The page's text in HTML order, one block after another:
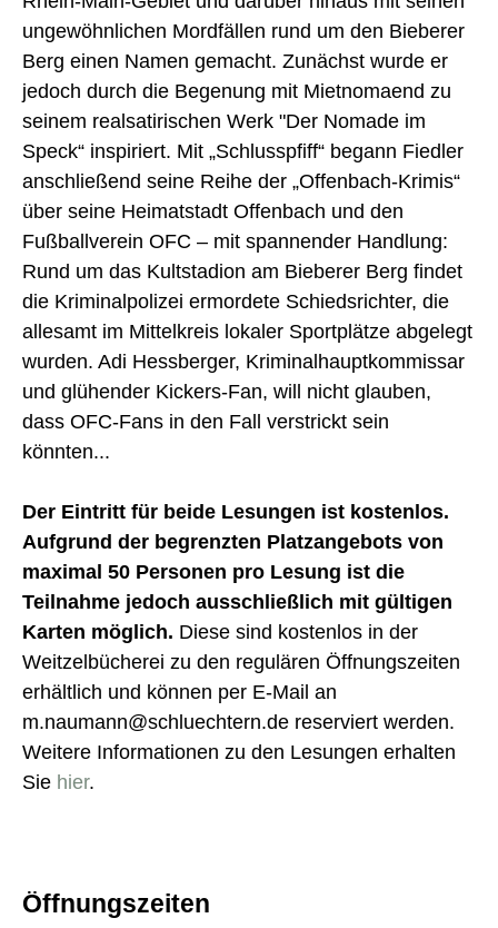
ungewöhnlichen Mordfällen rund um den Bieberer
Berg einen Namen gemacht. Zunächst wurde er
jedoch durch die Begenung mit Mietnomaend zu
seinem realsatirischen Werk "Der Nomade im
Speck“ inspiriert. Mit „Schlusspfiff“ begann Fiedler
anschließend seine Reihe der „Offenbach-Krimis“
über seine Heimatstadt Offenbach und den
Fußballverein OFC – mit spannender Handlung:
Rund um das Kultstadion am Bieberer Berg findet
die Kriminalpolizei ermordete Schiedsrichter, die
allesamt im Mittelkreis lokaler Sportplätze abgelegt
wurden. Adi Hessberger, Kriminalhauptkommissar
und glühender Kickers-Fan, will nicht glauben,
dass OFC-Fans in den Fall verstrickt sein
könnten...
Der Eintritt für beide Lesungen ist kostenlos.
Aufgrund der begrenzten Platzangebots von
maximal 50 Personen pro Lesung ist die
Teilnahme jedoch ausschließlich mit gültigen
Karten möglich. Diese sind kostenlos in der
Weitzelbücherei zu den regulären Öffnungszeiten
erhältlich und können per E-Mail an
m.naumann@schluechtern.de reserviert werden.
Weitere Informationen zu den Lesungen erhalten
Sie hier.
Öffnungszeiten